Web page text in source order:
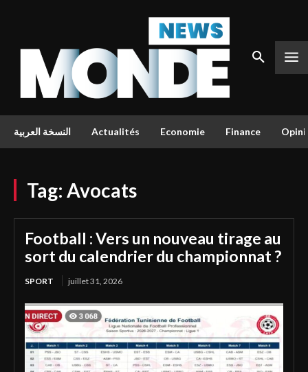
النسخة العربية Actualités Economie Finance
Tag: Avocats
Football : Vers un nouveau tirage au
sort du calendrier du championnat ?
SPORT juillet 31, 2026